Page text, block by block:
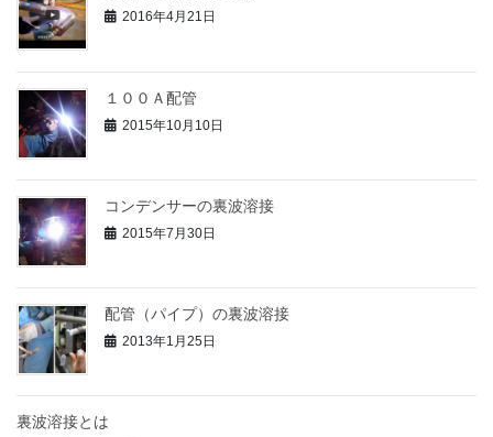
2016年4月21日
１００Ａ配管
2015年10月10日
コンデンサーの裏波溶接
2015年7月30日
配管（パイプ）の裏波溶接
2013年1月25日
裏波溶接とは